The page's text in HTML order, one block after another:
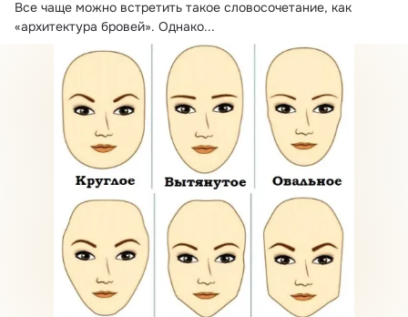
Все чаще можно встретить такое словосочетание, как
«архитектура бровей». Однако...